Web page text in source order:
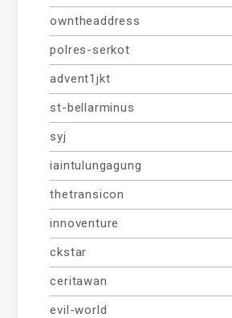
owntheaddress
polres-serkot
advent1jkt
st-bellarminus
syj
iaintulungagung
thetransicon
innoventure
ckstar
ceritawan
evil-world